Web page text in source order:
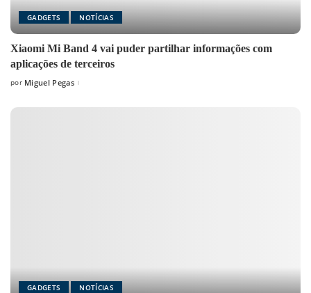
GADGETS NOTÍCIAS
Xiaomi Mi Band 4 vai puder partilhar informações com
aplicações de terceiros
Posted
por Miguel Pegas
GADGETS NOTÍCIAS